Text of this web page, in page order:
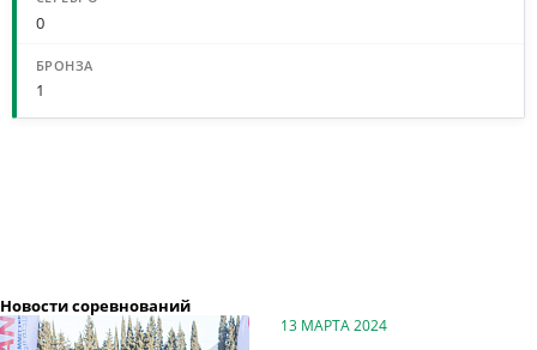
0
1
Новости соревнований
13 МАРТА 2024